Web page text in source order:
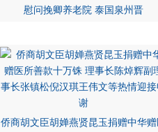
慰问挽卿养老院 泰国泉州晋
侨商胡文臣胡婵燕贤昆玉捐赠中华